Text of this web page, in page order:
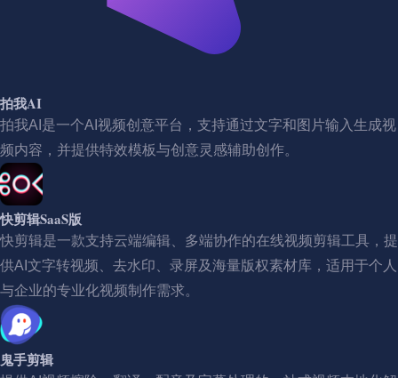
拍我AI
拍我AI是一个AI视频创意平台，支持通过文字和图片输入生成视
频内容，并提供特效模板与创意灵感辅助创作。
快剪辑SaaS版
快剪辑是一款支持云端编辑、多端协作的在线视频剪辑工具，提
供AI文字转视频、去水印、录屏及海量版权素材库，适用于个人
与企业的专业化视频制作需求。
鬼手剪辑